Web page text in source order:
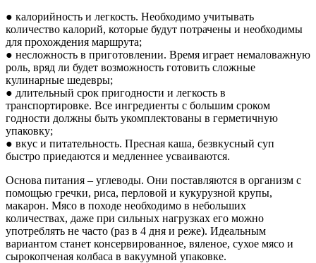
● калорийность и легкость. Необходимо учитывать
количество калорий, которые будут потрачены и необходимы
для прохождения маршрута;
● несложность в приготовлении. Время играет немаловажную
роль, вряд ли будет возможность готовить сложные
кулинарные шедевры;
● длительный срок пригодности и легкость в
транспортировке. Все ингредиенты с большим сроком
годности должны быть укомплектованы в герметичную
упаковку;
● вкус и питательность. Пресная каша, безвкусный суп
быстро приедаются и медленнее усваиваются.
Основа питания – углеводы. Они поставляются в организм с
помощью гречки, риса, перловой и кукурузной крупы,
макарон. Мясо в походе необходимо в небольших
количествах, даже при сильных нагрузках его можно
употреблять не часто (раз в 4 дня и реже). Идеальным
вариантом станет консервированное, вяленое, сухое мясо и
сырокопченая колбаса в вакуумной упаковке.